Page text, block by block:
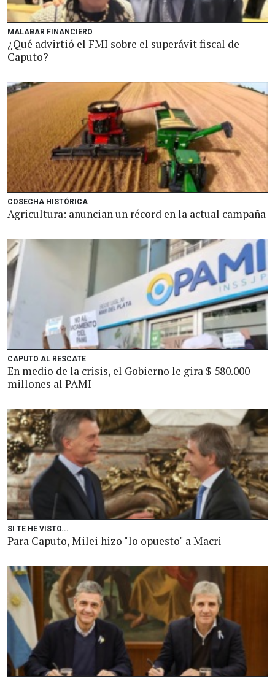
MALABAR FINANCIERO
¿Qué advirtió el FMI sobre el superávit fiscal de
Caputo?
COSECHA HISTÓRICA
Agricultura: anuncian un récord en la actual campaña
CAPUTO AL RESCATE
En medio de la crisis, el Gobierno le gira $ 580.000
millones al PAMI
SI TE HE VISTO...
Para Caputo, Milei hizo "lo opuesto" a Macri